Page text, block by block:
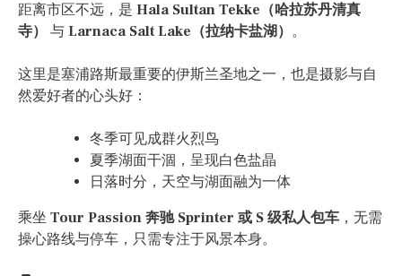
距离市区不远，是 Hala Sultan Tekke（哈拉苏丹清真
寺）
与 Larnaca Salt Lake（拉纳卡盐湖） 。
这里是塞浦路斯最重要的伊斯兰圣地之一，也是摄影与自
然爱好者的心头好：
冬季可见成群火烈鸟
夏季湖面干涸，呈现白色盐晶
日落时分，天空与湖面融为一体
乘坐 Tour Passion 奔驰 Sprinter 或 S 级私人包车 ，无需
操心路线与停车，只需专注于风景本身。